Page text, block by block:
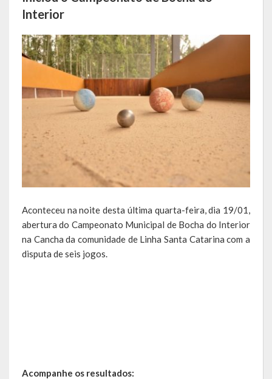
Conselhos Municipais
Gabinete do Prefeito Municipal
Procuradoria e Assessoria Jurídica
Coordenadoria do Sistema de Controle Interno
Acompanhamento de Ações e Obras
Secretarias Municipais
Fazenda
Agricultura e Meio Ambiente
Saúde
Interior
Aconteceu na noite desta última quarta-feira, dia 19/01,
abertura do Campeonato Municipal de Bocha do Interior
na Cancha da comunidade de Linha Santa Catarina com a
disputa de seis jogos.
Acompanhe os resultados: